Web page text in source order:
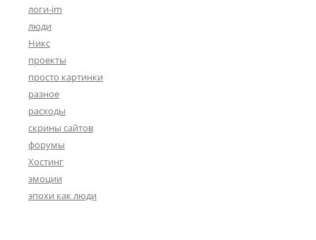
логи-im
люди
Никс
проекты
просто картинки
разное
расходы
скрины сайтов
форумы
Хостинг
эмоции
эпохи как люди